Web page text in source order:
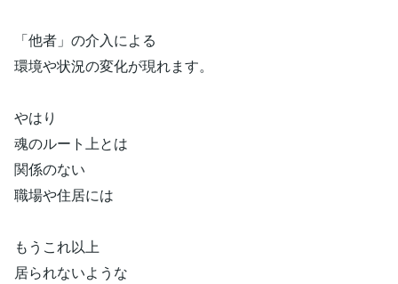
「他者」の介入による
環境や状況の変化が現れます。
やはり
魂のルート上とは
関係のない
職場や住居には
もうこれ以上
居られないような